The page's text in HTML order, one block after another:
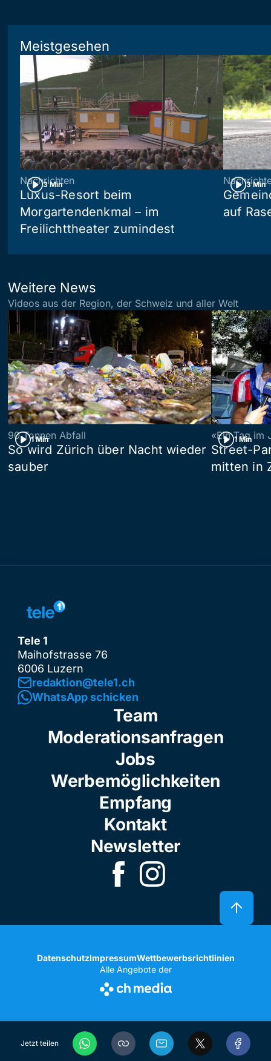
Jetzt teilen
Meistgesehen
3 Min
Nachrichten
Luxus-Resort beim
Morgartendenkmal – im
Freilichttheater zumindest
3 Min
auf
Weitere News
Videos aus der Region, der Schweiz und aller Welt
1 Min
90 Tonnen Abfall
So wird Zürich über Nacht wieder
sauber
1 Min
«Ein Tag im
Street-
mitten in
Tele 1
Maihofstrasse 76
6006 Luzern
redaktion@tele1.ch
WhatsApp schicken
Team
Moderationsanfragen
Jobs
Werbemöglichkeiten
Empfang
Kontakt
Newsletter
DatenschutzImpressumWettbewerbsrichtlinien
Alle Angebote der